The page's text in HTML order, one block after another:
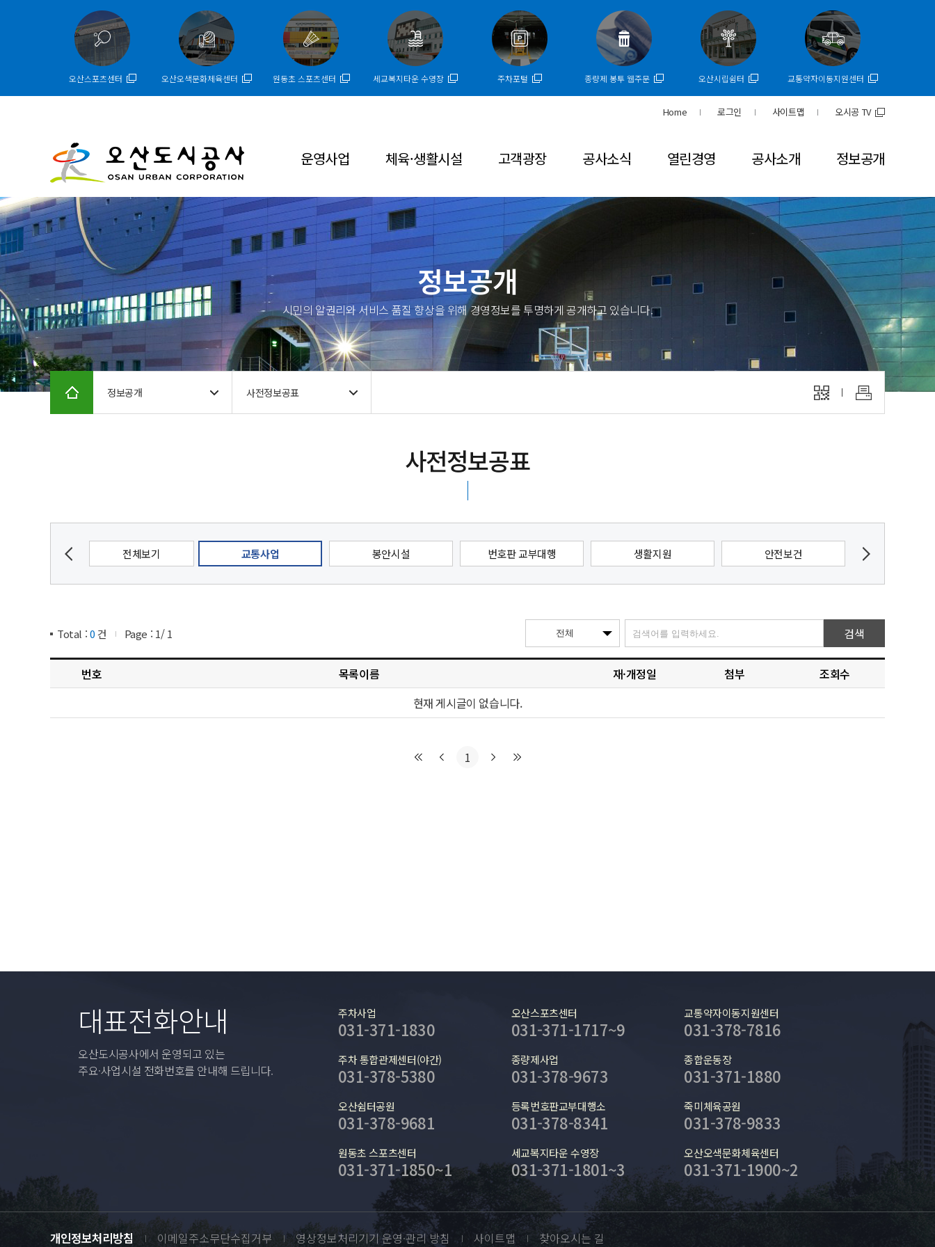
오산스포츠센터 오산오색문화체육센터 원동초 스포츠센터 세교복지타운 수영장 주차포털 종량제 봉투 웹주문 오산시립쉼터 교통약자이동지원센터
Home 로그인 사이트맵 오시공 TV
운영사업 체육·생활시설 고객광장 공사소식 열린경영 공사소개 정보공개
정보공개
시민의 알권리와 서비스 품질 향상을 위해 경영정보를 투명하게 공개하고 있습니다.
정보공개 사전정보공표
사전정보공표
전체보기
체육 교통사업 봉안시설 번호판 교부대행 생활지원 안전보건
Total :0건 Page : 1/1 검색
번호 목록이름 재·개정일 첨부
조회수
현재 게시글이 없습니다.
1
대표전화안내
오산도시공사에서 운영되고 있는
주요·사업시설 전화번호를 안내해 드립니다.
주차사업
031-371-1830
오산스포츠센터
031-371-1717~9
교통약자이동지원센터
031-378-7816
주차 통합관제센터(야간)
031-378-5380
종량제사업
031-378-9673
종합운동장
031-371-1880
오산쉼터공원
031-378-9681
등록번호판교부대행소
031-378-8341
죽미체육공원
031-378-9833
원동초 스포츠센터
031-371-1850~1
세교복지타운 수영장
031-371-1801~3
오산오색문화체육센터
031-371-1900~2
개인정보처리방침 이메일주소무단수집거부 영상정보처리기기 운영·관리 방침 사이트맵 찾아오시는 길